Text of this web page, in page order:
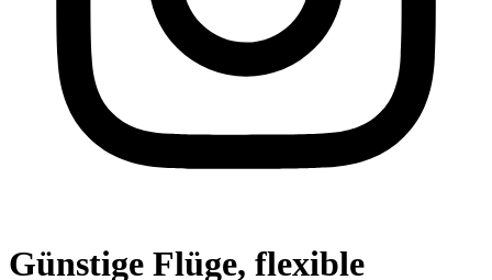
Günstige Flüge, flexible